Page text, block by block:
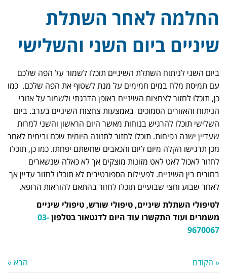
החלמה לאחר השתלת
שיניים ביום השני והשלישי
ביום השני לניתוח השתלת השיניים תוכלו לשמור על הפה שלכם
עם תמיסת מלח במים חמימים על מנת לשטוף את הפה שלכם. כמו
כן, תוכלו לחזור לצחצוח השיניים באופן הדרגתי ולשמור על אזורי
הניתוח והאזורים הסמוכים באמצעות צחצוח השיניים בערב. ביום
השלישי תוכלו להרגיש בנוחות מאשר היום הראשון והשני למרות
שעדיין ישנה נפיחות. תוכלו לחזור לתזונה היומית שכם ובימים לאחר
מכן תרגישו הקלה מיום ליום והכאבים שחשתם יפחתו. כמו כן, תוכלו
לחזור לאכול לאט לאט מזונות מוצקים אך לא כאלה שנשארים
בחורים בין השיניים. לפעילות הספורטיבית לא תוכלו לחזור עדיין אך
לאחר שבוע וחצי שבועיים תוכלו לחזור בהתאם להוראות הרופא.
לטיפולי השתלת שיניים, טיפולי שורש, טיפולי שיניים
משמרים ועוד התקשרו עוד היום לדנטאור בטלפון03-
9670067
« הקודם הבא »